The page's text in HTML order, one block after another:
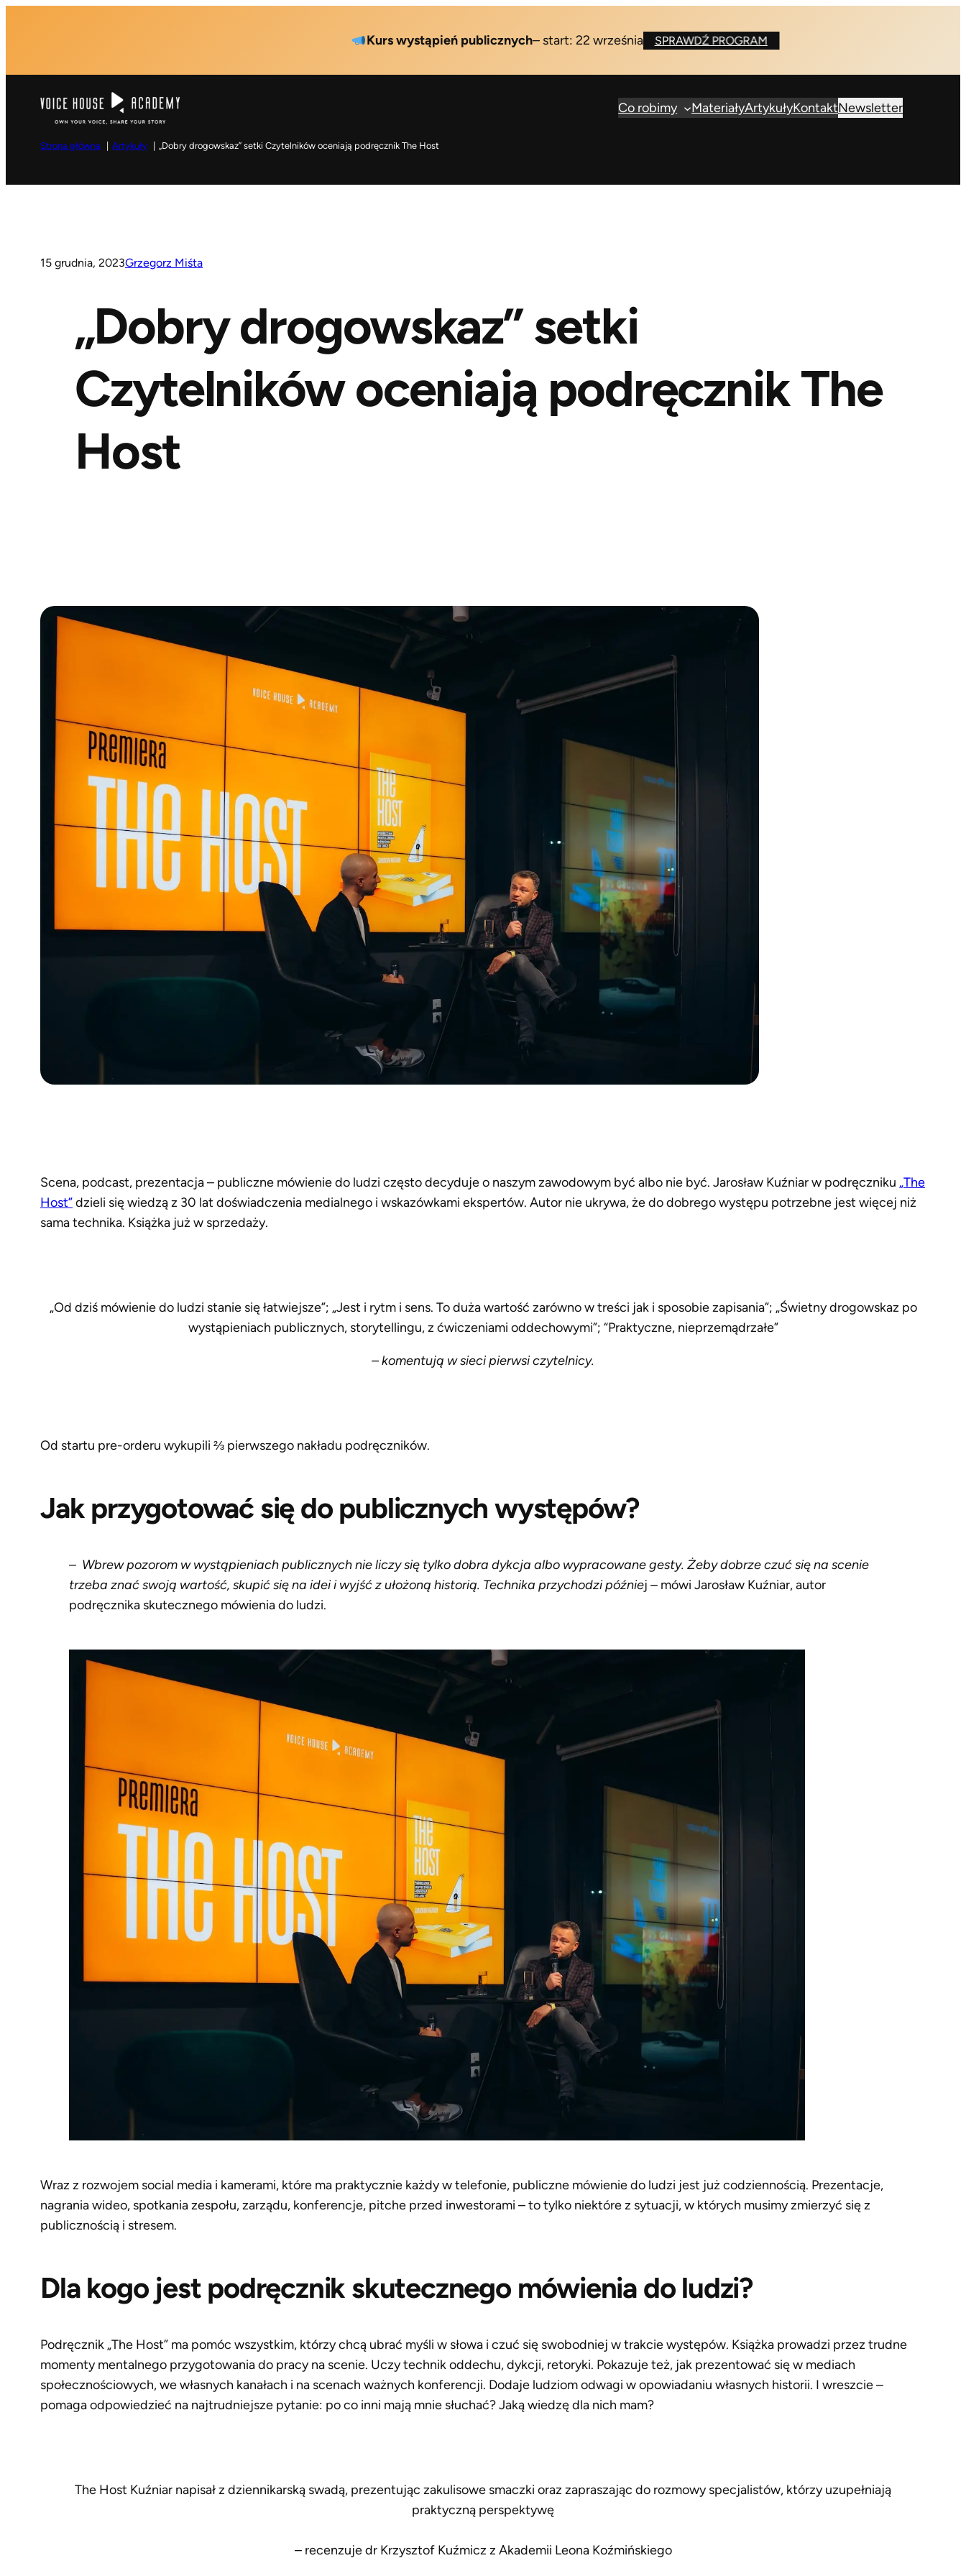
Kurs wystąpień publicznych– start: 22 września SPRAWDŹ PROGRAM
Co robimy MateriałyArtykułyKontaktNewsletter
Strona główna Artykuły „Dobry drogowskaz” setki Czytelników oceniają podręcznik The Host
15 grudnia, 2023Grzegorz Miśta
„Dobry drogowskaz” setki
Czytelników oceniają podręcznik The
Host
Scena, podcast, prezentacja – publiczne mówienie do ludzi często decyduje o naszym zawodowym być albo nie być. Jarosław Kuźniar w podręczniku „The
Host”dzieli się wiedzą z 30 lat doświadczenia medialnego i wskazówkami ekspertów. Autor nie ukrywa, że do dobrego występu potrzebne jest więcej niż
sama technika. Książka już w sprzedaży.
„Od dziś mówienie do ludzi stanie się łatwiejsze”; „Jest i rytm i sens. To duża wartość zarówno w treści jak i sposobie zapisania”; „Świetny drogowskaz po
wystąpieniach publicznych, storytellingu, z ćwiczeniami oddechowymi”; “Praktyczne, nieprzemądrzałe”
– komentują w sieci pierwsi czytelnicy.
Od startu pre-orderu wykupili ⅔ pierwszego nakładu podręczników.
Jak przygotować się do publicznych występów?
– Wbrew pozorom w wystąpieniach publicznych nie liczy się tylko dobra dykcja albo wypracowane gesty. Żeby dobrze czuć się na scenie
trzeba znać swoją wartość, skupić się na idei i wyjść z ułożoną historią. Technika przychodzi później – mówi Jarosław Kuźniar, autor
podręcznika skutecznego mówienia do ludzi.
Wraz z rozwojem social media i kamerami, które ma praktycznie każdy w telefonie, publiczne mówienie do ludzi jest już codziennością. Prezentacje,
nagrania wideo, spotkania zespołu, zarządu, konferencje, pitche przed inwestorami – to tylko niektóre z sytuacji, w których musimy zmierzyć się z
publicznością i stresem.
Dla kogo jest podręcznik skutecznego mówienia do ludzi?
Podręcznik „The Host” ma pomóc wszystkim, którzy chcą ubrać myśli w słowa i czuć się swobodniej w trakcie występów. Książka prowadzi przez trudne
momenty mentalnego przygotowania do pracy na scenie. Uczy technik oddechu, dykcji, retoryki. Pokazuje też, jak prezentować się w mediach
społecznościowych, we własnych kanałach i na scenach ważnych konferencji. Dodaje ludziom odwagi w opowiadaniu własnych historii. I wreszcie –
pomaga odpowiedzieć na najtrudniejsze pytanie: po co inni mają mnie słuchać? Jaką wiedzę dla nich mam?
The Host Kuźniar napisał z dziennikarską swadą, prezentując zakulisowe smaczki oraz zapraszając do rozmowy specjalistów, którzy uzupełniają
praktyczną perspektywę
– recenzuje dr Krzysztof Kuźmicz z Akademii Leona Koźmińskiego